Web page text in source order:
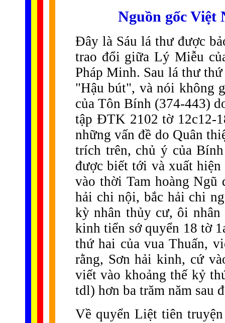
Nguồn gốc Việt
Đây là Sáu lá thư được
trao đổi giữa Lý Miễu
Pháp Minh. Sau lá thư
"Hậu bút", và nói không
của Tôn Bính (374-443)
tập ĐTK 2102 tờ 12c12-
những vấn đề do Quân
trích trên, chủ ý của
được biết tới và xuất
vào thời Tam hoàng Ngũ
hải chi nội, bắc hải chi
kỳ nhân thủy cư, ôi
kinh tiển sớ quyển 18 tờ
thứ hai của vua Thuấn,
rằng, Sơn hải kinh, cứ
viết vào khoảng thế kỷ
tdl) hơn ba trăm năm sau
Về quyển Liệt tiên